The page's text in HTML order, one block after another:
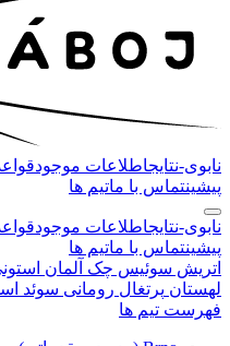
نابوی-نتایجاطلاعات موجود
پیشینتماس با ماتیم ها
نابوی-نتایجاطلاعات موجود
پیشینتماس با ماتیم ها
اتریش سوئیس چک آلمان
لهستان پرتغال رومانی سوئد
فهرست تیم ها